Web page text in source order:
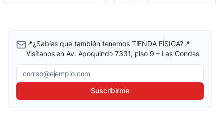
📍¿Sabías que también tenemos TIENDA FÍSICA?📍
Visítanos en Av. Apoquindo 7331, piso 9 – Las Condes
Correo electrónico
Suscribirme